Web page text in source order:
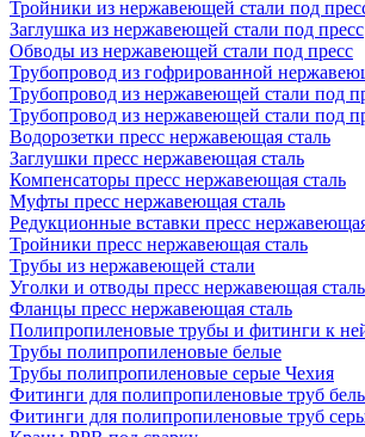
Тройники из нержавеющей стали под
Заглушка из нержавеющей стали под пресс
Обводы из нержавеющей стали под пресс
Трубопровод из гофрированной
Трубопровод из нержавеющей стали под
Трубопровод из нержавеющей стали под
Водорозетки пресс нержавеющая сталь
Заглушки пресс нержавеющая сталь
Компенсаторы пресс нержавеющая сталь
Муфты пресс нержавеющая сталь
Редукционные вставки пресс
Тройники пресс нержавеющая сталь
Трубы из нержавеющей стали
Уголки и отводы пресс нержавеющая сталь
Фланцы пресс нержавеющая сталь
Полипропиленовые трубы и фитинги к
Трубы полипропиленовые белые
Трубы полипропиленовые серые Чехия
Фитинги для полипропиленовые труб
Фитинги для полипропиленовые труб